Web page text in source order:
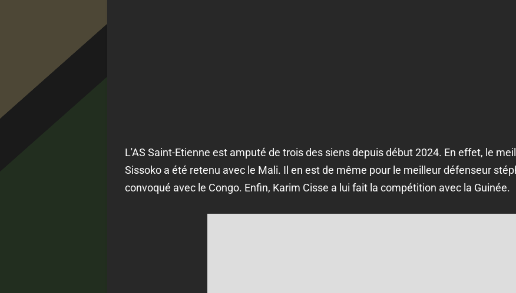
L'AS Saint-Etienne est amputé de trois des siens depuis début 2024. En effet, le
Sissoko a été retenu avec le Mali. Il en est de même pour le meilleur défenseur
convoqué avec le Congo. Enfin, Karim Cisse a lui fait la compétition avec la Guinée.